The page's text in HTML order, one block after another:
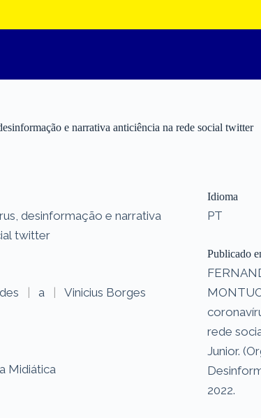
e narrativa anticiência na rede social twitter
desinformação e narrativa
twitter
| a |
Vinicius Borges
Midiática
Idioma
PT
Publicado
rede
Junior.
2022.